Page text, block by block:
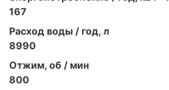
167
Расход воды / год, л
8990
Отжим, об / мин
800